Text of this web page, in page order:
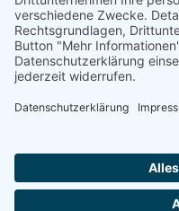
WIR SIND
Wir sind zertifiziert
MITGLIED IM VEREIN